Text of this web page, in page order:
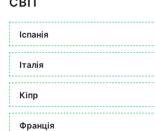
Іспанія
Італія
Кіпр
Франція